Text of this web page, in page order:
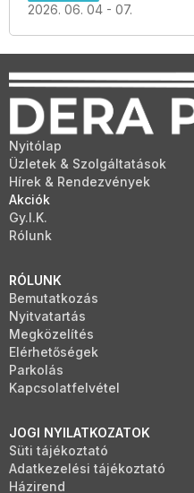
2026. 06. 04 - 07.
Nyitólap
Üzletek & Szolgáltatások
Hírek & Rendezvények
Akciók
Gy.I.K.
Rólunk
RÓLUNK
Bemutatkozás
Nyitvatartás
Megközelítés
Elérhetőségek
Parkolás
Kapcsolatfelvétel
JOGI NYILATKOZATOK
Süti tájékoztató
Adatkezelési tájékoztató
Házirend